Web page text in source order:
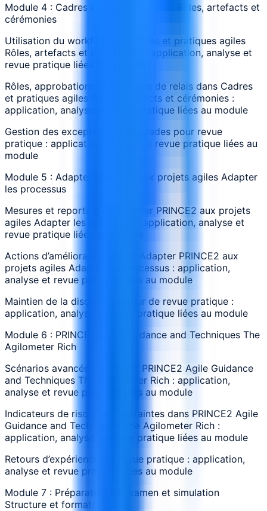
Module 4 : Cadres et pratiques agiles Rôles, artefacts et
cérémonies
Utilisation du workflow de Cadres et pratiques agiles
Rôles, artefacts et cérémonies : application, analyse et
revue pratique liées au module
Rôles, approbations et passages de relais dans Cadres
et pratiques agiles Rôles, artefacts et cérémonies :
application, analyse et revue pratique liées au module
Gestion des exceptions et escalades pour revue
pratique : application, analyse et revue pratique liées au
module
Module 5 : Adapter PRINCE2 aux projets agiles Adapter
les processus
Mesures et reporting de Adapter PRINCE2 aux projets
agiles Adapter les processus : application, analyse et
revue pratique liées au module
Actions d’amélioration liées à Adapter PRINCE2 aux
projets agiles Adapter les processus : application,
analyse et revue pratique liées au module
Maintien de la discipline autour de revue pratique :
application, analyse et revue pratique liées au module
Module 6 : PRINCE2 Agile Guidance and Techniques The
Agilometer Rich
Scénarios avancés impliquant PRINCE2 Agile Guidance
and Techniques The Agilometer Rich : application,
analyse et revue pratique liées au module
Indicateurs de risque et contraintes dans PRINCE2 Agile
Guidance and Techniques The Agilometer Rich :
application, analyse et revue pratique liées au module
Retours d’expérience sur revue pratique : application,
analyse et revue pratique liées au module
Module 7 : Préparation à l'examen et simulation
Structure et format